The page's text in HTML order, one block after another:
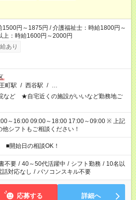
1500円～1875円 / 介護福祉士：時給1800円～
上：時給1600円～2000円
あり
町駅 / 西谷駅 / …
など ★自宅近くの施設がいいなど勤務地ご
～16:00 09:00～18:00 17:00～09:00 ※ 上記
シフトもご相談ください！
■開始日の相談OK！
不要 / 40～50代活躍中 / シフト勤務 / 10名以
話対応なし / パソコンスキル不要
応募する 詳細へ